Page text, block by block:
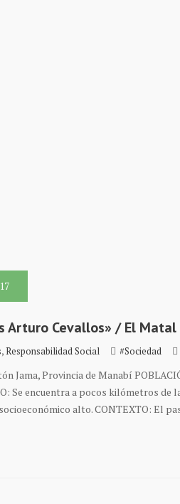
Arturo Cevallos» / El Matal
,Responsabilidad Social #Sociedad
Jama, Provincia de Manabí
Se encuentra a pocos kilómetros de
alto. CONTEXTO: El